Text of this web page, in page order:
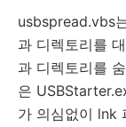
usbspread.vbs
과 디렉토리를
과 디렉토리를
은
가 의심없이 lnk